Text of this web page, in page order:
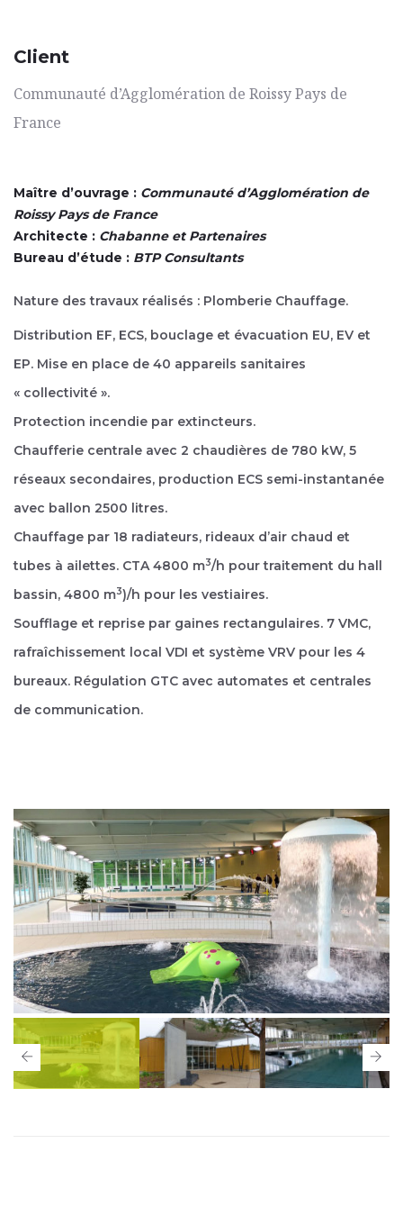
Client
Communauté d’Agglomération de Roissy Pays de
France
Maître d’ouvrage : Communauté d’Agglomération de
Roissy Pays de France
Architecte : Chabanne et Partenaires
Bureau d’étude : BTP Consultants
Nature des travaux réalisés : Plomberie Chauffage.
Distribution EF, ECS, bouclage et évacuation EU, EV et
EP. Mise en place de 40 appareils sanitaires
« collectivité ».
Protection incendie par extincteurs.
Chaufferie centrale avec 2 chaudières de 780 kW, 5
réseaux secondaires, production ECS semi-instantanée
avec ballon 2500 litres.
Chauffage par 18 radiateurs, rideaux d’air chaud et
tubes à ailettes. CTA 4800 m3/h pour traitement du hall
bassin, 4800 m3)/h pour les vestiaires.
Soufflage et reprise par gaines rectangulaires. 7 VMC,
rafraîchissement local VDI et système VRV pour les 4
bureaux. Régulation GTC avec automates et centrales
de communication.